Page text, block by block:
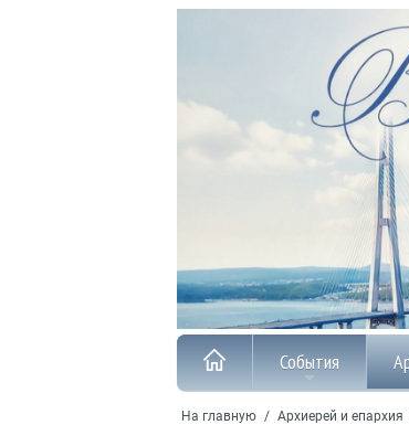
События
На главную / Архиерей и епархия